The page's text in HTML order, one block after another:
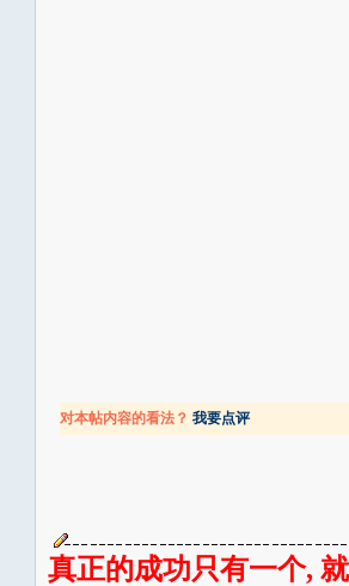
对本帖内容的看法？ 我要点评
真正的成功只有一个,